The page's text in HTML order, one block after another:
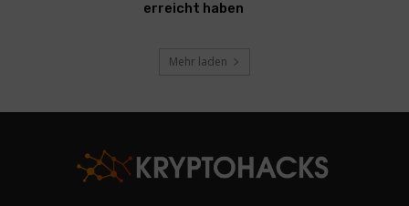
erreicht haben
Mehr laden